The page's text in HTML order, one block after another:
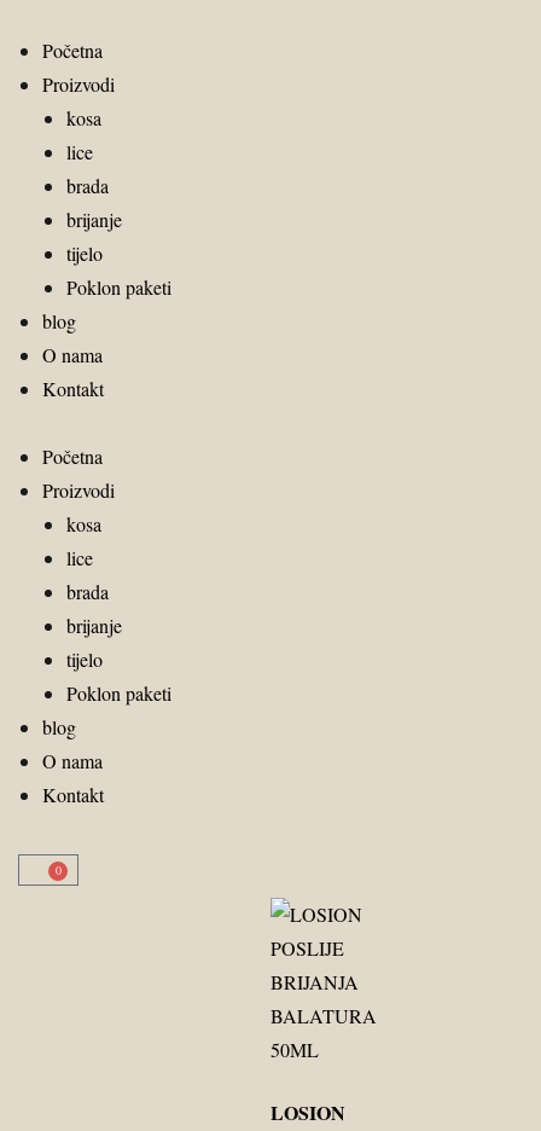
Početna
Proizvodi
kosa
lice
brada
brijanje
tijelo
Poklon paketi
blog
O nama
Kontakt
Početna
Proizvodi
kosa
lice
brada
brijanje
tijelo
Poklon paketi
blog
O nama
Kontakt
0
LOSION